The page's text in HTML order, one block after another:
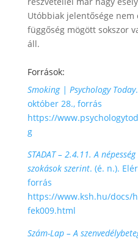
Utóbbiak jelentősége
függőség mögött sokszor
áll.
Források:
Smoking | Psychology Today
október 28., forrás
https://
g
STADAT – 2.4.11. A
szokások szerint. (é. n.).
forrás
https://www.ksh.hu/docs/
fek009.html
Szám-Lap – A